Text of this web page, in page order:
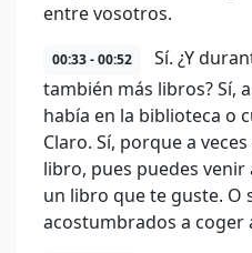
entre vosotros.
00:33 - 00:52
Sí. ¿Y
también más libros? Sí,
había en la biblioteca o
Claro. Sí, porque a
libro, pues puedes venir
un libro que te guste. O
acostumbrados a coger